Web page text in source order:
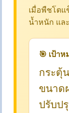
เมื่อพืชโตแ
น้ำหนัก แ
🎯 เป้า
กระตุ้
ขนาด
ปรับป